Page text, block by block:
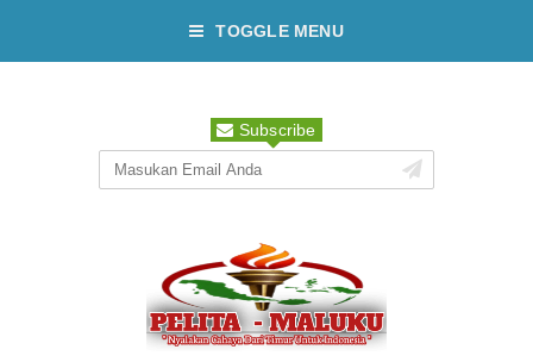
TOGGLE MENU
Subscribe